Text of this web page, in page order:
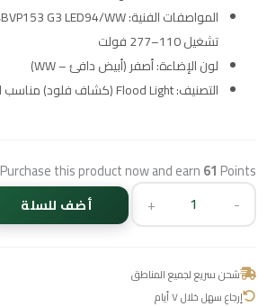
تشغيل 110–277 فولت
لون الإضاءة: أصفر (أبيض دافئ – WW)
التصنيف: Flood Light (كشاف فلود) مناسب للإضاءة الخارجية
Purchase this product now and earn61 Points!
-
+ أضف للسلة
شحن سريع لجميع المناطق
إرجاع سهل خلال ٧ أيام